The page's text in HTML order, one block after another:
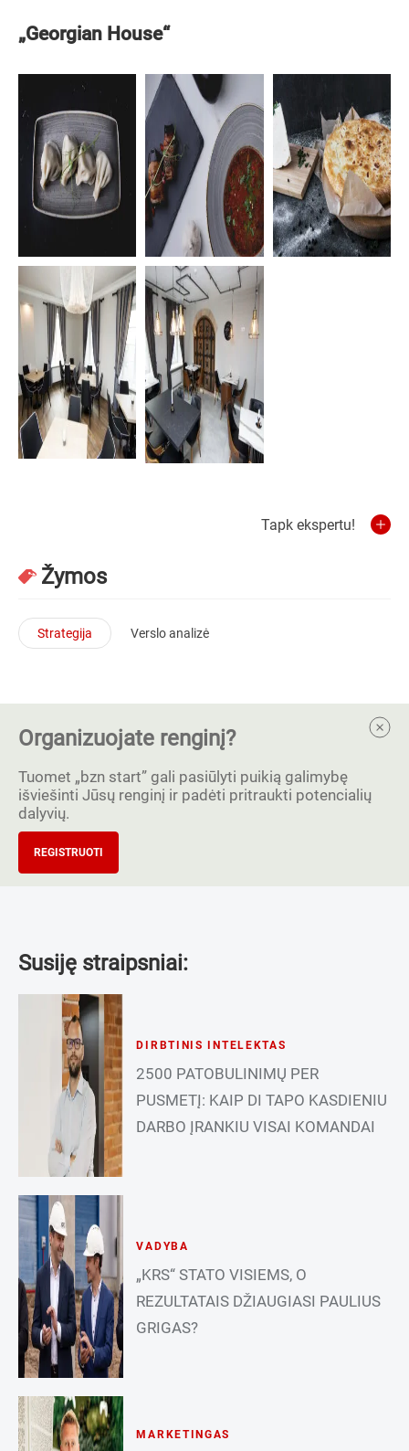
„Georgian House“
Tapk ekspertu!
Žymos
Strategija Verslo analizė
Organizuojate renginį?
Tuomet „bzn start” gali pasiūlyti puikią galimybę
išviešinti Jūsų renginį ir padėti pritraukti potencialių
dalyvių.
REGISTRUOTI
Susiję straipsniai:
DIRBTINIS INTELEKTAS
2500 PATOBULINIMŲ PER
PUSMETĮ: KAIP DI TAPO KASDIENIU
DARBO ĮRANKIU VISAI KOMANDAI
VADYBA
„KRS“ STATO VISIEMS, O
REZULTATAIS DŽIAUGIASI PAULIUS
GRIGAS?
MARKETINGAS